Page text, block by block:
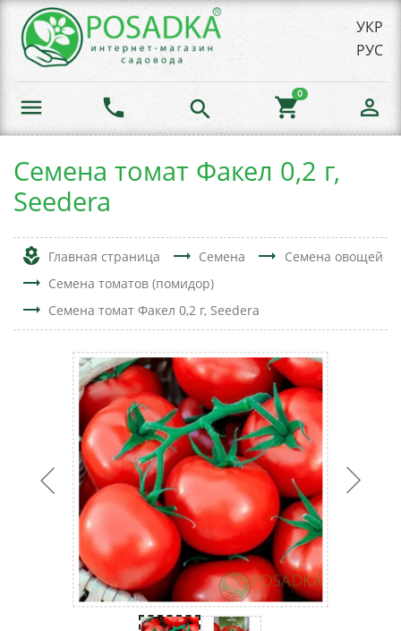
УКР
РУС
menu phone search shopping_cart
0
person_outline
Семена томат Факел 0,2 г,
Seedera
local_florist Главная страница trending_flat Семена trending_flat Семена овощей
trending_flat Семена томатов (помидор)
trending_flat Семена томат Факел 0,2 г, Seedera